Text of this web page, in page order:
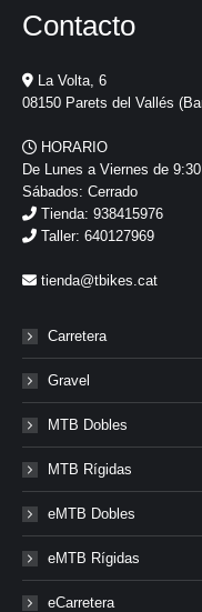
Contacto
La Volta, 6
08150 Parets del Vallés
HORARIO
De Lunes a Viernes de
Sábados: Cerrado
Tienda: 938415976
Taller: 640127969
tienda@tbikes.cat
Carretera
Gravel
MTB Dobles
MTB Rígidas
eMTB Dobles
eMTB Rígidas
eCarretera